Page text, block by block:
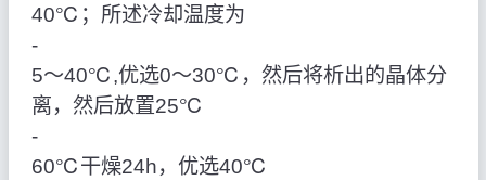
40℃；所述冷却温度为
‑
5～40℃,优选0～30℃，然后将析出的晶体分
离，然后放置25℃
‑
60℃干燥24h，优选40℃